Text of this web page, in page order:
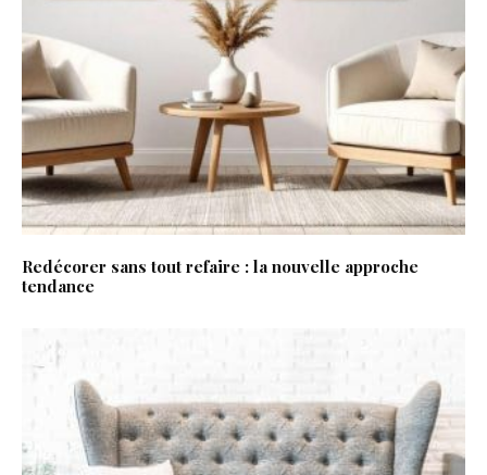
Redécorer sans tout refaire : la nouvelle approche
tendance